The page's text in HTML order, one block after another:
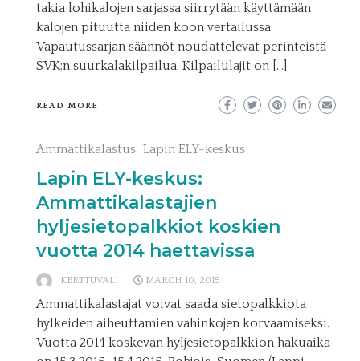
takia lohikalojen sarjassa siirrytään käyttämään
kalojen pituutta niiden koon vertailussa.
Vapautussarjan säännöt noudattelevat perinteistä
SVK:n suurkalakilpailua. Kilpailulajit on […]
READ MORE
Ammattikalastus Lapin ELY-keskus
Lapin ELY-keskus:
Ammattikalastajien
hyljesietopalkkiot koskien
vuotta 2014 haettavissa
KERTTUVALI MARCH 10, 2015
Ammattikalastajat voivat saada sietopalkkiota
hylkeiden aiheuttamien vahinkojen korvaamiseksi.
Vuotta 2014 koskevan hyljesietopalkkion hakuaika